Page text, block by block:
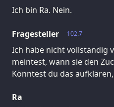
Ich bin Ra. Nein.
102.7
Fragesteller
Ich habe nicht vollständig
meintest, wann sie den
Könntest du das
Ra